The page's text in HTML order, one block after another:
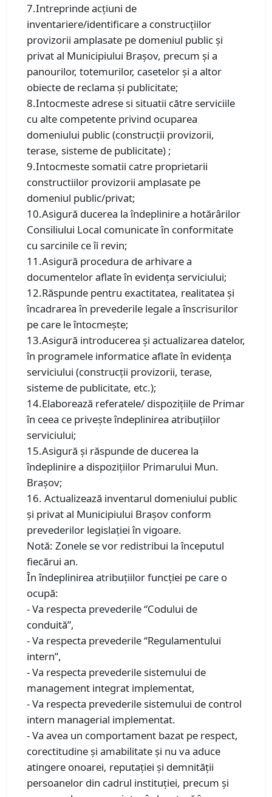
7.Intreprinde acțiuni de
inventariere/identificare a construcțiilor
provizorii amplasate pe domeniul public și
privat al Municipiului Brașov, precum și a
panourilor, totemurilor, casetelor și a altor
obiecte de reclama și publicitate;
8.Intocmeste adrese si situatii către serviciile
cu alte competente privind ocuparea
domeniului public (construcții provizorii,
terase, sisteme de publicitate) ;
9.Intocmeste somatii catre proprietarii
constructiilor provizorii amplasate pe
domeniul public/privat;
10.Asigură ducerea la îndeplinire a hotărârilor
Consiliului Local comunicate în conformitate
cu sarcinile ce îi revin;
11.Asigură procedura de arhivare a
documentelor aflate în evidența serviciului;
12.Răspunde pentru exactitatea, realitatea și
încadrarea în prevederile legale a înscrisurilor
pe care le întocmește;
13.Asigură introducerea și actualizarea datelor,
în programele informatice aflate în evidența
serviciului (construcții provizorii, terase,
sisteme de publicitate, etc.);
14.Elaborează referatele/ dispozițiile de Primar
în ceea ce privește îndeplinirea atribuțiilor
serviciului;
15.Asigură şi răspunde de ducerea la
îndeplinire a dispoziţiilor Primarului Mun.
Braşov;
16. Actualizează inventarul domeniului public
și privat al Municipiului Brașov conform
prevederilor legislației în vigoare.
Notă: Zonele se vor redistribui la începutul
fiecărui an.
În îndeplinirea atribuţiilor funcţiei pe care o
ocupă:
- Va respecta prevederile “Codului de
conduită”,
- Va respecta prevederile “Regulamentului
intern”,
- Va respecta prevederile sistemului de
management integrat implementat,
- Va respecta prevederile sistemului de control
intern managerial implementat.
- Va avea un comportament bazat pe respect,
corectitudine şi amabilitate şi nu va aduce
atingere onoarei, reputaţiei şi demnităţii
persoanelor din cadrul instituţiei, precum şi